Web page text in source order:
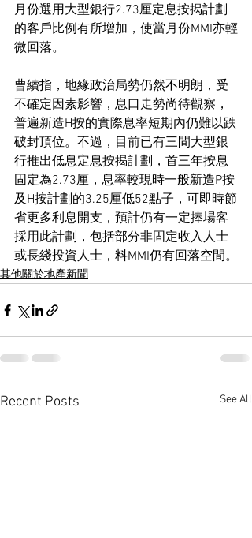
月份選用大型銀行2.73厘定息按揭計劃
的客戶比例有所增加，使當月份MMI亦輕
微回落。
曹續指，地緣政治局勢仍然不明朗，受
不確定因素影響，息口走勢尚待觀察，
普遍新造H按的實際息率短期內仍難以跌
破封頂位。不過，目前已有三間大型銀
行推出低息定息按揭計劃，首三年按息
固定為2.73厘，息率較現時一般新造P按
及H按計劃的3.25厘低52點子，可即時節
省更多利息開支，預計仍有一定捧場客
採用此計劃，包括部分非固定收入人士
或長綫投資人士，料MMI仍有回落空間。
其他關於地產新聞
Recent Posts See All